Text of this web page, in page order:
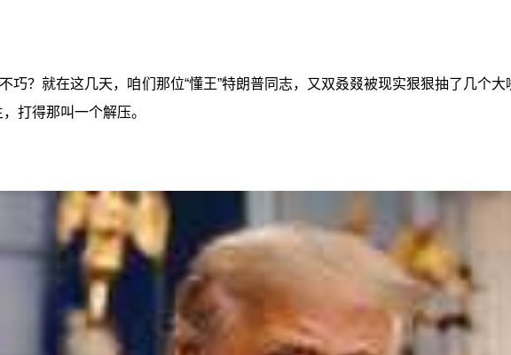
巧？就在这几天，咱们那位“懂王”特朗普同志，又双叒叕被现实狠狠抽了几个
打得那叫一个解压。